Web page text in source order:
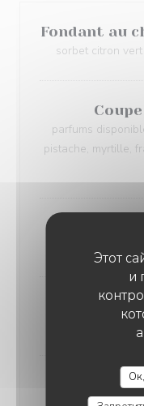
Этот
и
Fondant au
sorbet citron
parfums
pistache, myrtille,
Abricots